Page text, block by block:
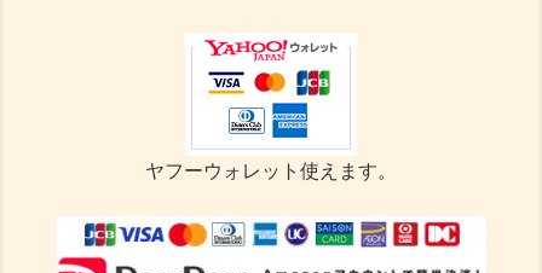
ヤフーウォレット使えます。